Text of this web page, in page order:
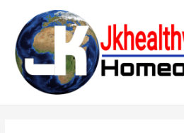
content